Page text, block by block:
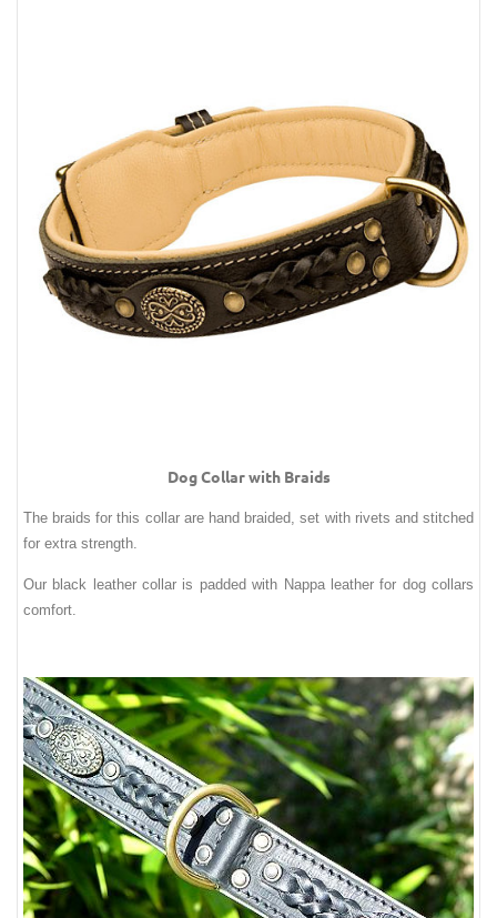
Dog Collar with Braids
The braids for this collar are hand braided, set with rivets and stitched
for extra strength.
Our black leather collar is padded with Nappa leather for dog collars
comfort.